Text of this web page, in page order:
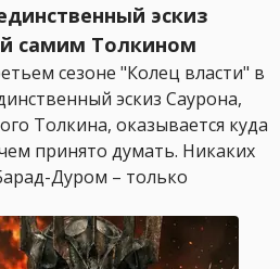
эскиз
самим Толкином
сезоне "Колец власти" в
эскиз Саурона,
Толкина, оказывается куда
принято думать. Никаких
Дуром – только